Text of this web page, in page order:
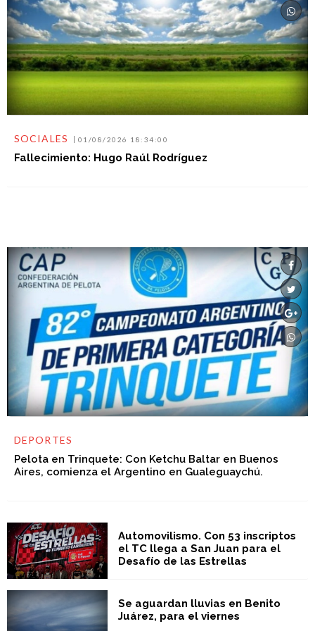
SOCIALES 01/08/2026 18:34:00
Fallecimiento: Hugo Raúl Rodríguez
DEPORTES
Pelota en Trinquete: Con Ketchu Baltar en Buenos
Aires, comienza el Argentino en Gualeguaychú.
Automovilismo. Con 53 inscriptos
el TC llega a San Juan para el
Desafío de las Estrellas
Se aguardan lluvias en Benito
Juárez, para el viernes